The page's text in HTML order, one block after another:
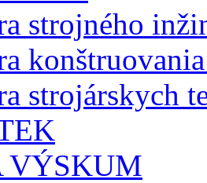
strojného
strojárskych
VÝSKUM